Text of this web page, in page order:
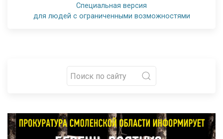
Специальная версия
для людей с ограниченными возможностями